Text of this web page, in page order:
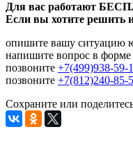
Для вас работают
Если вы хотите решить
опишите вашу ситуацию
напишите вопрос в
позвоните +7(499)938-59-
позвоните +7(812)240-85-
Сохраните или